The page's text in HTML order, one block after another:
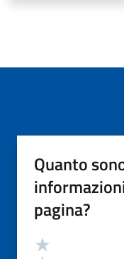
Quanto
pagina?
Valutazione